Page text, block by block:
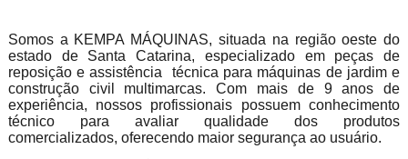
Somos a KEMPA MÁQUINAS, situada na região oeste do
estado de Santa Catarina, especializado em peças de
reposição e assistência técnica para máquinas de jardim e
construção civil multimarcas. Com mais de 9 anos de
experiência, nossos profissionais possuem conhecimento
técnico para avaliar qualidade dos produtos
comercializados, oferecendo maior segurança ao usuário.